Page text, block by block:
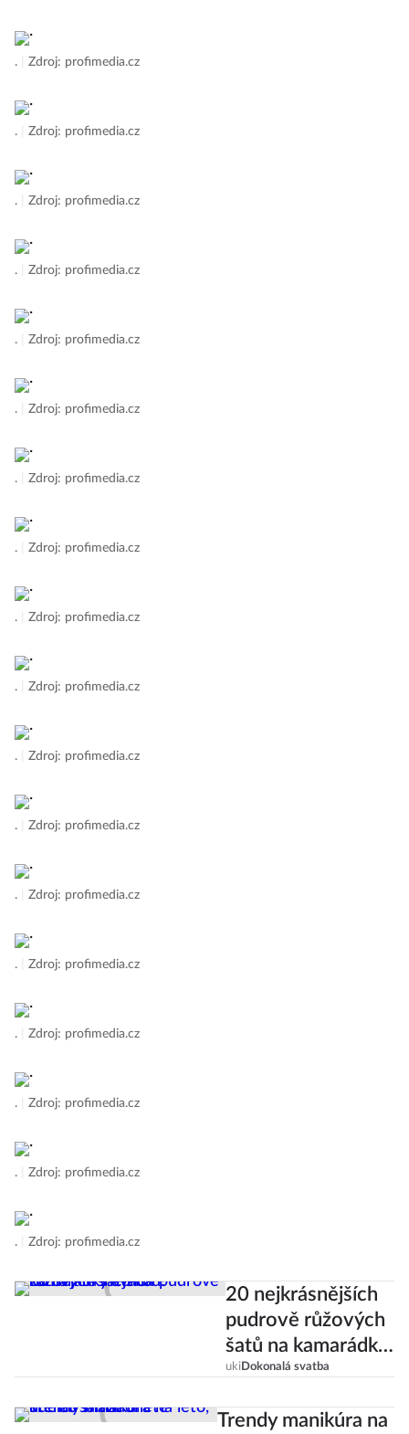
. Zdroj: profimedia.cz
. Zdroj: profimedia.cz
. Zdroj: profimedia.cz
. Zdroj: profimedia.cz
. Zdroj: profimedia.cz
. Zdroj: profimedia.cz
. Zdroj: profimedia.cz
. Zdroj: profimedia.cz
. Zdroj: profimedia.cz
. Zdroj: profimedia.cz
. Zdroj: profimedia.cz
. Zdroj: profimedia.cz
. Zdroj: profimedia.cz
. Zdroj: profimedia.cz
. Zdroj: profimedia.cz
. Zdroj: profimedia.cz
. Zdroj: profimedia.cz
. Zdroj: profimedia.cz
20 nejkrásnějších
pudrově růžových
šatů na kamarádky
svatbu!
ukiDokonalá svatba
Trendy manikúra na